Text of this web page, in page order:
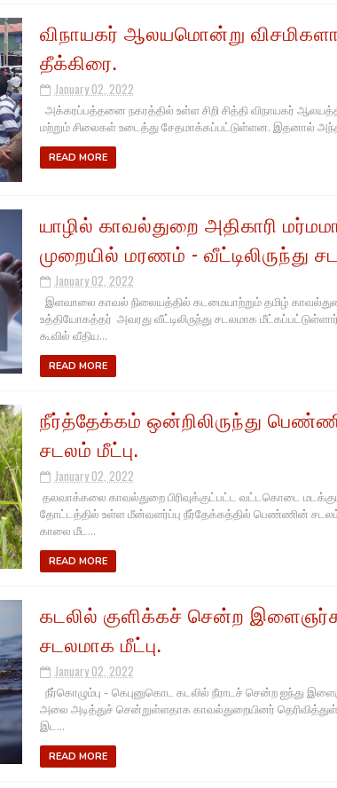
விநாயகர் ஆலயமொன்று
தீக்கிரை.
January 02, 2022
அக்கரப்பத்தனை நகரத்தில் உள்ள சிறி சித்தி விநாயகர்
மற்றும் சிலைகள் உடைத்து சேதமாக்கப்பட்டுள்ளன. இதனால்
READ MORE
யாழில் காவல்துறை அதிகாரி
முறையில் மரணம் - வீட்டிலிருந்து
January 02, 2022
இளவாலை காவல் நிலையத்தில் கடமையாற்றும் தமிழ்
உத்தியோகத்தர் அவரது வீட்டிலிருந்து சடலமாக
கூவில் வீதிய...
READ MORE
நீர்த்தேக்கம் ஒன்றிலிருந்து
சடலம் மீட்பு.
January 02, 2022
தலவாக்கலை காவல்துறை பிரிவுக்குட்பட்ட வட்டகொடை
தோட்டத்தில் உள்ள மீன்வளர்ப்பு நீர்தேக்கத்தில் பெண்ணின்
காலை மீட...
READ MORE
கடலில் குளிக்கச் சென்ற
சடலமாக மீட்பு.
January 02, 2022
நீர்கொழும்பு - கெபுனுகொட கடலில் நீராடச் சென்ற ஐந்து
அலை அடித்துச் சென்றுள்ளதாக காவல்துறையினர்
இட...
READ MORE